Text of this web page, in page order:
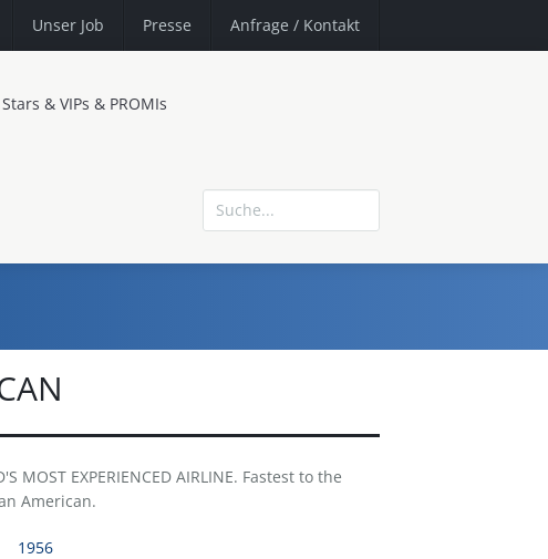
Unser Job Presse Anfrage / Kontakt
Stars & VIPs & PROMIs
MOST EXPERIENCED AIRLINE. Fastest to the
American.
1956